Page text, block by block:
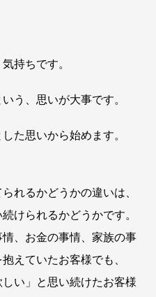
持ちです。
いう、思いが大事です。
た思いから始めます。
れるかどうかの違いは、
けられるかどうかです。
、お金の事情、家族の事
えていたお客様でも、
い」と思い続けたお客様